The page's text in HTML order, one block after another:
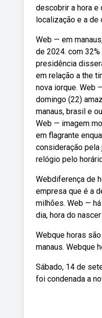
descobrir a hora e
localização e a de
Web — em
de 2024. com
presidência
em relação a the
nova iorque. Web
domingo (22)
manaus, brasil e
Web — imagem
em flagrante
consideração pela
relógio pelo
Webdiferença de
empresa que é a
milhões. Web —
dia, hora do
Webque horas
manaus. Webque
Sábado, 14 de
foi condenada a